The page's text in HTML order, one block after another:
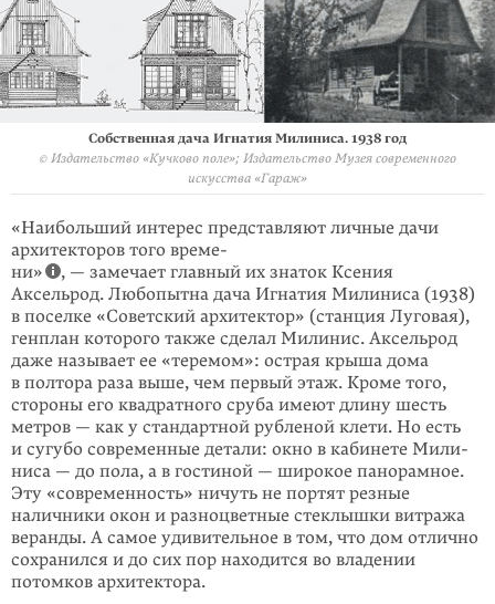
Собственная дача Игнатия Милиниса. 1938 год
© Издательство «Кучково поле»; Издательство Музея современного
искусства «Гараж»
«Наибольший интерес представляют личные дачи
архитекторов того време-
ни»
, — замечает главный их знаток Ксения
Аксельрод. Любопытна дача Игнатия Милиниса (1938)
в поселке «Советский архитектор» (станция Луговая),
генплан которого также сделал Милинис. Аксельрод
даже называет ее «тере­мом»: острая крыша дома
в полтора раза выше, чем первый этаж. Кроме того,
стороны его квадратного сруба имеют длину шесть
метров — как у стандартной рубленой клети. Но есть
и сугубо современные детали: окно в кабинете Мили­
ни­са — до пола, а в гостиной — широкое панорамное.
Эту «современ­ность» ничуть не портят резные
наличники окон и разноцветные стеклышки витража
веранды. А самое удивительное в том, что дом отлично
сохранился и до сих пор находится во владении
потомков архитектора.